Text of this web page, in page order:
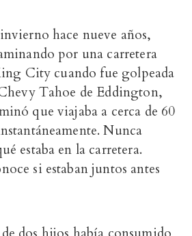
hace nueve años,
por una carretera
City cuando fue golpeada
Tahoe de Eddington,
que viajaba a cerca de 60
Nunca
estaba en la carretera.
si estaban juntos antes